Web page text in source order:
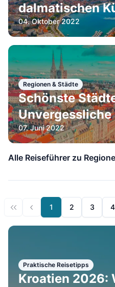
dalmatischen
04. Oktober 2022
Regionen & Städte
Schönste
07. Juni 2022
Alle Reiseführer zu
1 2 3 4
Praktische Reisetipps
Kroatien 2026: